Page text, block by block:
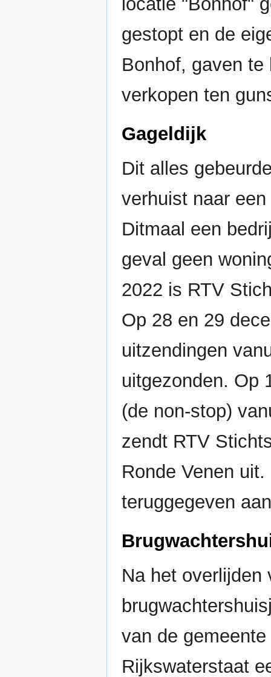
gestopt en de
Bonhof, gaven
verkopen ten
Gageldijk
Dit alles
verhuist naar
Ditmaal een
geval geen
2022 is RTV
Op 28 en 29
uitzendingen
uitgezonden. Op
(de non-stop)
zendt RTV
Ronde Venen
teruggegeven
Na het overlijden
van de
Rijkswaterstaat